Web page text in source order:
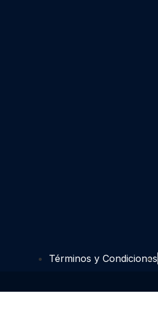
Términos y Condiciones